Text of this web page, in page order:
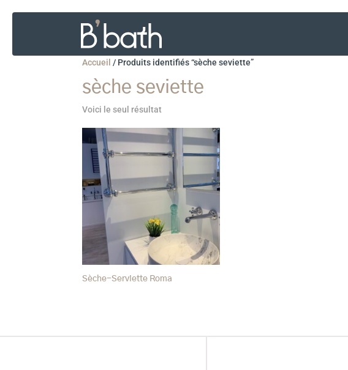
Accueil / Produits identifiés “sèche seviette”
sèche seviette
Voici le seul résultat
Sèche-Serviette Roma